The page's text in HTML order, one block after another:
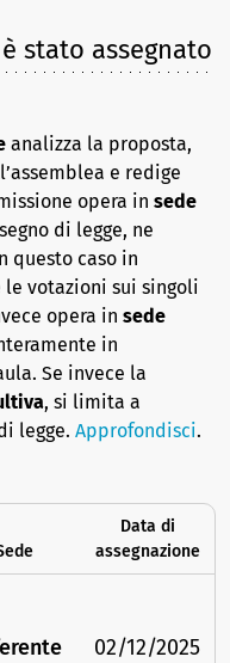
stato assegnato
analizza la proposta,
e redige
opera in sede
di legge, ne
questo caso in
le votazioni sui singoli
opera in sede
in
Se invece la
, si limita a
legge. Approfondisci.
Data di
assegnazione
02/12/2025